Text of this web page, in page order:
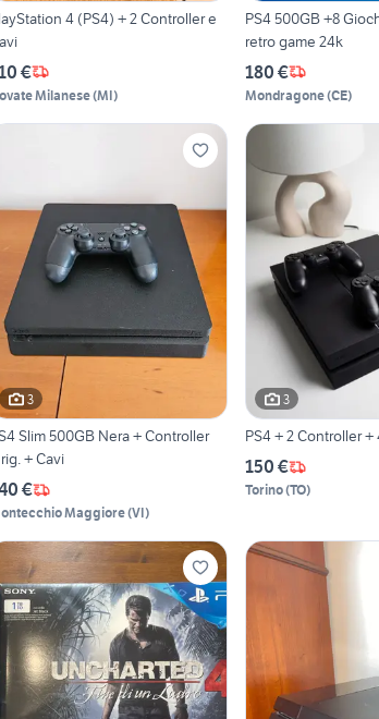
4 (PS4) + 2 Controller e
€
Milanese(MI)
PS4 500GB +8
retro game 24k
180 €
Mondragone(CE)
3
Slim 500GB Nera + Controller
+ Cavi
€
Maggiore(VI)
3
PS4 + 2 Controller
150 €
Torino(TO)